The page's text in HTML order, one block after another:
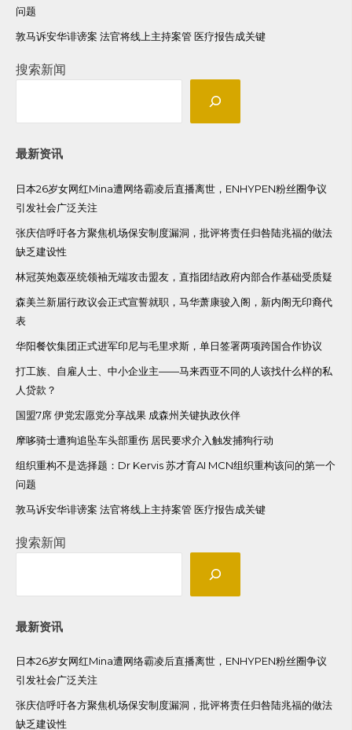
问题
敦马诉安华诽谤案 法官将线上主持案管 医疗报告成关键
搜索新闻
最新资讯
日本26岁女网红Mina遭网络霸凌后直播离世，ENHYPEN粉丝圈争议
引发社会广泛关注
张庆信呼吁各方聚焦机场保安制度漏洞，批评将责任归咎陆兆福的做法
缺乏建设性
林冠英炮轰巫统领袖无端攻击盟友，直指团结政府内部合作基础受质疑
森美兰新届行政议会正式宣誓就职，马华萧康骏入阁，新内阁无印裔代
表
华阳餐饮集团正式进军印尼与毛里求斯，单日签署两项跨国合作协议
打工族、自雇人士、中小企业主——马来西亚不同的人该找什么样的私
人贷款？
国盟7席 伊党宏愿党分享战果 成森州关键执政伙伴
摩哆骑士遭狗追坠车头部重伤 居民要求介入触发捕狗行动
组织重构不是选择题：Dr Kervis 苏才育AI MCN组织重构该问的第一个
问题
敦马诉安华诽谤案 法官将线上主持案管 医疗报告成关键
搜索新闻
最新资讯
日本26岁女网红Mina遭网络霸凌后直播离世，ENHYPEN粉丝圈争议
引发社会广泛关注
张庆信呼吁各方聚焦机场保安制度漏洞，批评将责任归咎陆兆福的做法
缺乏建设性